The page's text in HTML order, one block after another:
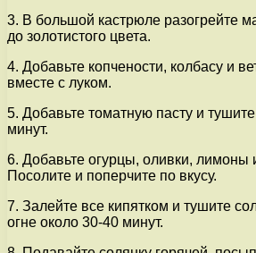
3. В большой кастрюле разогрейте
до золотистого цвета.
4. Добавьте копчености, колбасу и
вместе с луком.
5. Добавьте томатную пасту и
минут.
6. Добавьте огурцы, оливки, лимоны
Посолите и поперчите по вкусу.
7. Залейте все кипятком и тушите
огне около 30-40 минут.